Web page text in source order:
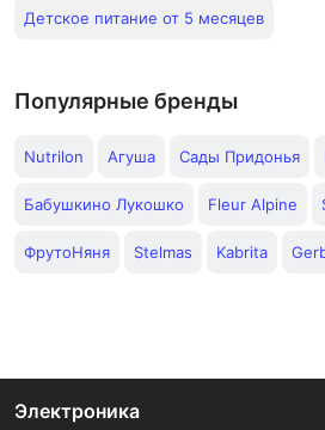
Детское питание от 5 месяцев
Популярные бренды
Nutrilon Агуша Сады Придонья
Бабушкино Лукошко Fleur Alpine
ФрутоНяня Stelmas Kabrita
Электроника